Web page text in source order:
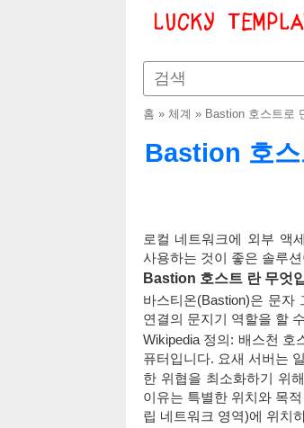
홈 » 체계 » Bastion 호스트로
Bastion 호스
로컬 네트워크에 외부 액
사용하는 것이 좋은 솔루
Bastion 호스트 란 무엇
바스티온(Bastion)은 문자
연결의 문지기 역할을 할
Wikipedia 정의: 배스천 호
퓨터입니다. 요새 서버는
한 위협을 최소화하기 위
이유는 특별한 위치와 목
립 네트워크 영역)에 위치